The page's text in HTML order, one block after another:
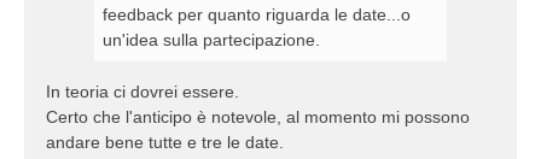
feedback per quanto riguarda le date...o
un'idea sulla partecipazione.
In teoria ci dovrei essere.
Certo che l'anticipo è notevole, al momento mi possono
andare bene tutte e tre le date.